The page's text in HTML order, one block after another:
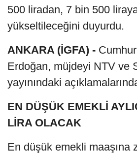
500 liradan, 7 bin 500
yükseltileceğini duyurdu.
ANKARA (İGFA) -
Erdoğan, müjdeyi NTV ve
yayınındaki
EN DÜŞÜK EMEKLİ
LİRA OLACAK
En düşük emekli maaşına